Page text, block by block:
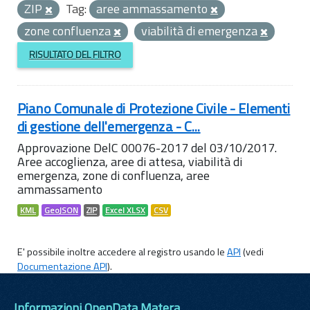
ZIP
Tag: aree ammassamento
zone confluenza
viabilità di emergenza
RISULTATO DEL FILTRO
Piano Comunale di Protezione Civile - Elementi
di gestione dell'emergenza - C...
Approvazione DelC 00076-2017 del 03/10/2017.
Aree accoglienza, aree di attesa, viabilità di
emergenza, zone di confluenza, aree
ammassamento
KML GeoJSON ZIP Excel XLSX CSV
E' possibile inoltre accedere al registro usando leAPI(vedi
Documentazione API).